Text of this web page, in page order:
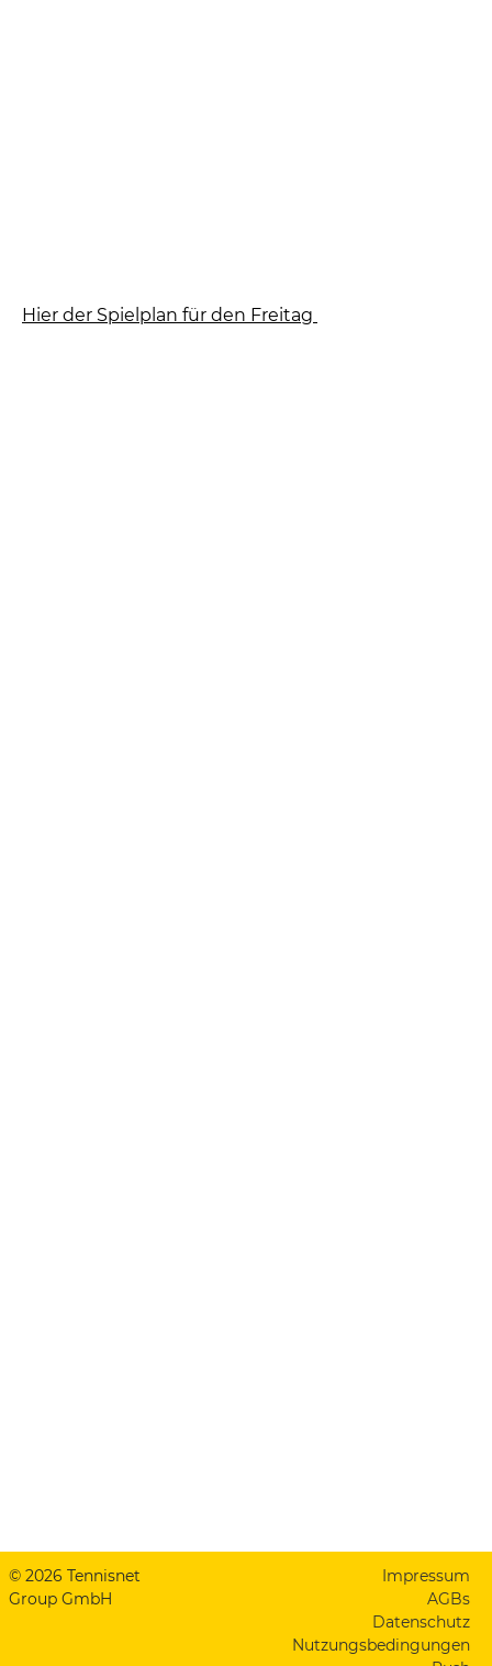
Hier der Spielplan für den Freitag
© 2026 Tennisnet
Group GmbH
Impressum
AGBs
Datenschutz
Nutzungsbedingungen